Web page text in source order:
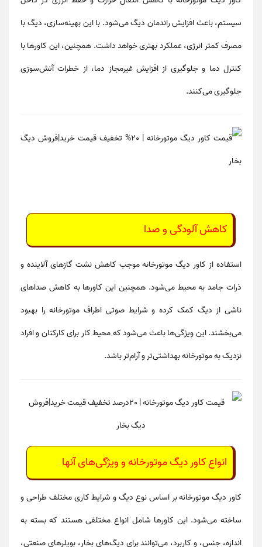
سیستم، باعث افزایش راندمان دیگ می‌شود. با این بهینه‌سازی، دیگ با
مصرف کمتر انرژی، عملکرد بهتریخواهد داشت. همچنین، این کاورها با
کنترل دما و جلوگیری از افزایش غیرمجاز دما، از خطرات آتش‌سوزی
جلوگیری می‌کنند.
کاهش آلودگی و صدا
استفاده از کاور دیگ موتورخانهموجب کاهش نشت گازهای آلاینده و
ذرات جامدبه محیط می‌شود. همچنین این کاورها به کاهش صداهای
ناشی از دیگ کمک کرده و شرایط صوتی اطراف موتورخانه را بهبود
می‌بخشند. این ویژگی‌ها باعث می‌شود که محیط کار برای کارکنان و افراد
نزدیک به موتورخانهبهداشتی‌تر و آرام‌ترباشد.
انواعکاور دیگ موتورخانهو ویژگی‌های آنها
کاور دیگ موتورخانهبر اساس نوع دیگ و شرایط کاری مختلف طراحی و
ساخته می‌شود. این کاورها شامل انواع مختلفی هستند که بسته به
اندازه، جنس، و کاربرد، می‌توانند برای دیگ‌های بخار، بویلرهای صنعتی،